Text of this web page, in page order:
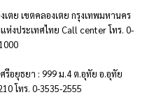
ตย เขตคลองเตย กรุงเทพมหานคร
งประเทศไทย Call center โทร. 0-
รีอยุธยา : 999 ม.4 ต.อุทัย อ.อุทัย
โทร. 0-3535-2555